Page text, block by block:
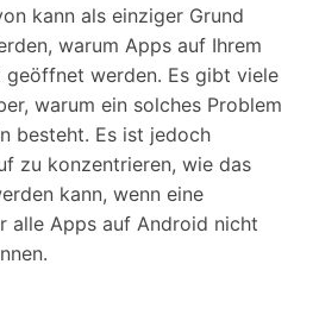
kann als einziger Grund
warum Apps auf Ihrem
werden. Es gibt viele
warum ein solches Problem
besteht. Es ist jedoch
zu konzentrieren, wie das
kann, wenn eine
alle Apps auf Android nicht